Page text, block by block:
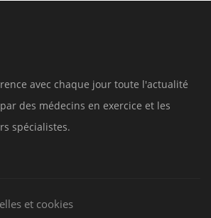
avec chaque jour toute l'actualité
des médecins en exercice et les
spécialistes.
et cookies